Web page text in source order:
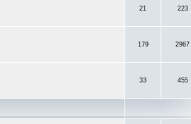
21 223
179 2967
33 455